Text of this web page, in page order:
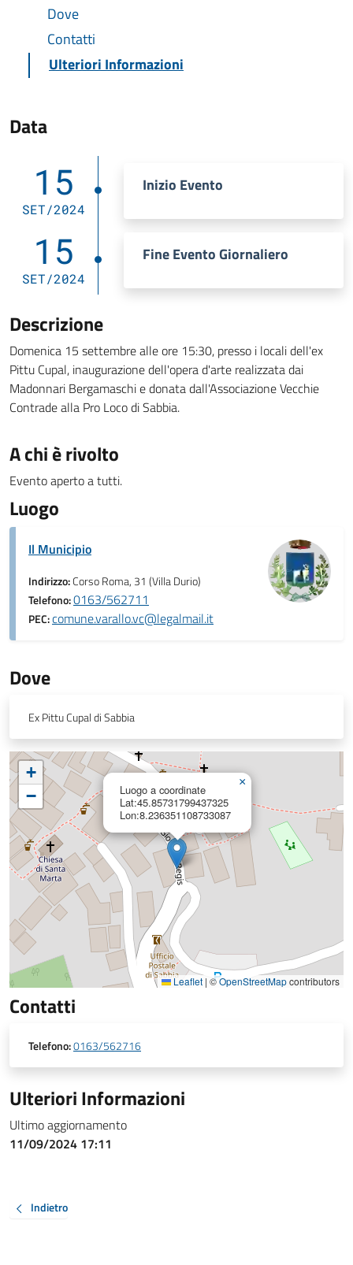
Dove
Contatti
Ulteriori Informazioni
Data
15
SET/2024
Inizio Evento
15
SET/2024
Fine Evento Giornaliero
Descrizione
Domenica 15 settembre alle ore 15:30, presso i locali dell'ex
Pittu Cupal, inaugurazione dell'opera d'arte realizzata dai
Madonnari Bergamaschi e donata dall'Associazione Vecchie
Contrade alla Pro Loco di Sabbia.
A chi è rivolto
Evento aperto a tutti.
Luogo
Il Municipio
Indirizzo:Corso Roma, 31 (Villa Durio)
Telefono:0163/562711
PEC:comune.varallo.vc@legalmail.it
Dove
Ex Pittu Cupal di Sabbia
Luogo a coordinate
Lat:45.85731799437325
Lon:8.236351108733087
×
+
−
Leaflet | ©OpenStreetMapcontributors
Contatti
Telefono:0163/562716
Ulteriori Informazioni
Ultimo aggiornamento
11/09/2024 17:11
Indietro